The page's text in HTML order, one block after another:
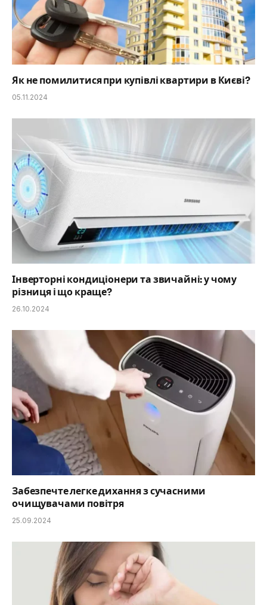
Як не помилитися при купівлі квартири в Києві?
05.11.2024
Інверторні кондиціонери та звичайні: у чому
різниця і що краще?
26.10.2024
Забезпечте легке дихання з сучасними
очищувачами повітря
25.09.2024